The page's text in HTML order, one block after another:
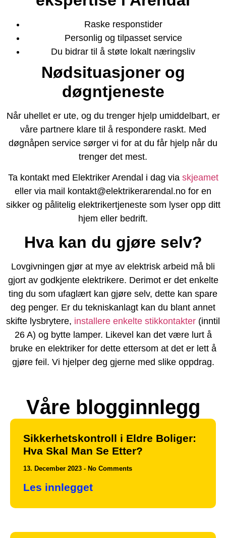
Raske responstider
Personlig og tilpasset service
Du bidrar til å støte lokalt næringsliv
Nødsituasjoner og
døgntjeneste
Når uhellet er ute, og du trenger hjelp umiddelbart, er
våre partnere klare til å respondere raskt. Med
døgnåpen service sørger vi for at du får hjelp når du
trenger det mest.
Ta kontakt med Elektriker Arendal i dag via skjeamet
eller via mail kontakt@elektrikerarendal.no for en
sikker og pålitelig elektrikertjeneste som lyser opp ditt
hjem eller bedrift.
Hva kan du gjøre selv?
Lovgivningen gjør at mye av elektrisk arbeid må bli
gjort av godkjente elektrikere. Derimot er det enkelte
ting du som ufaglært kan gjøre selv, dette kan spare
deg penger. Er du tekniskanlagt kan du blant annet
skifte lysbrytere, installere enkelte stikkontakter (inntil
26 A) og bytte lamper. Likevel kan det være lurt å
bruke en elektriker for dette ettersom at det er lett å
gjøre feil. Vi hjelper deg gjerne med slike oppdrag.
Våre blogginnlegg
Sikkerhetskontroll i Eldre Boliger:
Hva Skal Man Se Etter?
13. December 2023 No Comments
Les innlegget